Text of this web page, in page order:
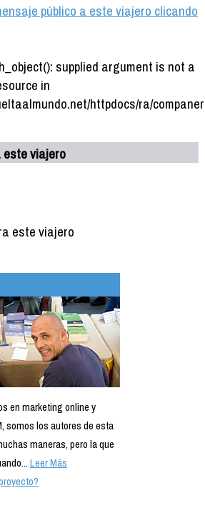
público a este viajero clicando
supplied argument is not a
in
httpdocs/ra/
este viajero
este viajero
en marketing online y
somos los autores de esta
maneras, pero la que
Leer Más